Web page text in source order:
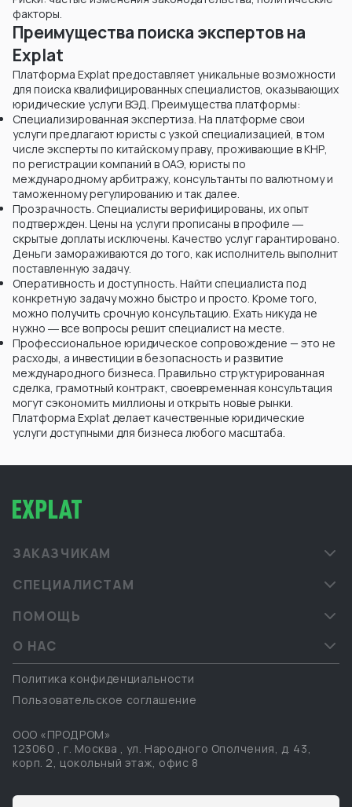
факторы.
Преимущества поиска экспертов на
Explat
Платформа Explat предоставляет уникальные возможности
для поиска квалифицированных специалистов, оказывающих
юридические услуги ВЭД. Преимущества платформы:
Специализированная экспертиза. На платформе свои
услуги предлагают юристы с узкой специализацией, в том
числе эксперты по китайскому праву, проживающие в КНР,
по регистрации компаний в ОАЭ, юристы по
международному арбитражу, консультанты по валютному и
таможенному регулированию и так далее.
Прозрачность. Специалисты верифицированы, их опыт
подтвержден. Цены на услуги прописаны в профиле ―
скрытые доплаты исключены. Качество услуг гарантировано.
Деньги замораживаются до того, как исполнитель выполнит
поставленную задачу.
Оперативность и доступность. Найти специалиста под
конкретную задачу можно быстро и просто. Кроме того,
можно получить срочную консультацию. Ехать никуда не
нужно ― все вопросы решит специалист на месте.
Профессиональное юридическое сопровождение — это не
расходы, а инвестиции в безопасность и развитие
международного бизнеса. Правильно структурированная
сделка, грамотный контракт, своевременная консультация
могут сэкономить миллионы и открыть новые рынки.
Платформа Explat делает качественные юридические
услуги доступными для бизнеса любого масштаба.
ЗАКАЗЧИКАМ
СПЕЦИАЛИСТАМ
ПОМОЩЬ
О НАС
Политика конфиденциальности
Пользовательское соглашение
ООО «ПРОДРОМ»
123060 , г. Москва , ул. Народного Ополчения, д. 43,
корп. 2, цокольный этаж, офис 8